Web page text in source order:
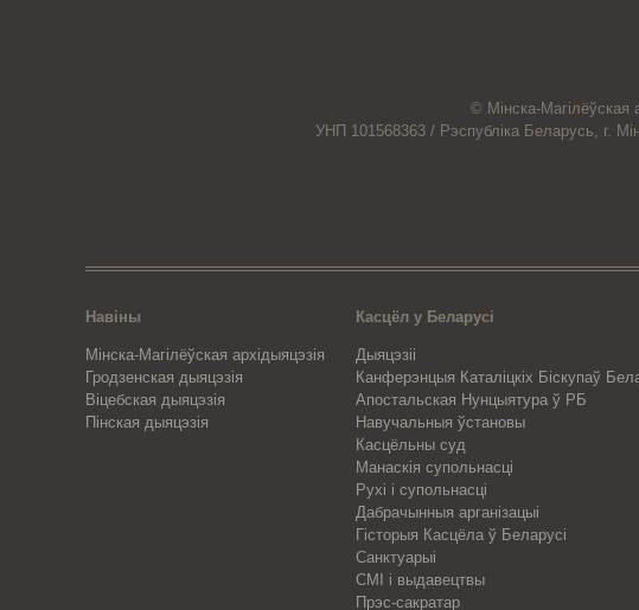
© Мiнска-Магiлёўская
УНП 101568363 / Рэспубліка Беларусь, г.
Навіны
Мінска-Магілёўская архідыяцэзія
Гродзенская дыяцэзія
Віцебская дыяцэзія
Пінская дыяцэзія
Касцёл у Беларусі
Дыяцэзіі
Канферэнцыя Каталіцкіх Біскупаў
Апостальская Нунцыятура ў РБ
Навучальныя ўстановы
Касцёльны суд
Манаскія супольнасці
Рухі і супольнасці
Дабрачынныя арганізацыі
Гісторыя Касцёла ў Беларусі
Санктуарыі
СМІ і выдавецтвы
Прэс-сакратар